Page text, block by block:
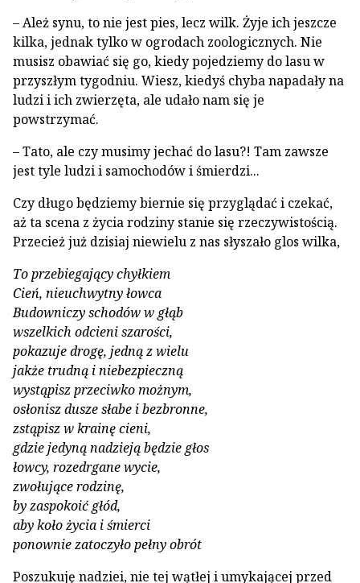
– Ależ synu, to nie jest pies, lecz wilk. Żyje ich jeszcze
kilka, jednak tylko w ogrodach zoologicznych. Nie
musisz obawiać się go, kiedy pojedziemy do lasu w
przyszłym tygodniu. Wiesz, kiedyś chyba napadały na
ludzi i ich zwierzęta, ale udało nam się je
powstrzymać.
– Tato, ale czy musimy jechać do lasu?! Tam zawsze
jest tyle ludzi i samochodów i śmierdzi...
Czy długo będziemy biernie się przyglą­dać i czekać,
aż ta scena z życia rodziny sta­nie się rzeczywistością.
Przecież już dzisiaj niewielu z nas słyszało glos wilka,
To przebiegający chyłkiem
Cień, nieuchwytny łowca
Budowniczy schodów w głąb
wszelkich odcieni szarości,
pokazuje drogę, jedną z wielu
jakże trudną i niebezpieczną
wystąpisz przeciwko możnym,
osłonisz dusze słabe i bezbronne,
zstąpisz w krainę cieni,
gdzie jedyną nadzieją będzie głos
łowcy, rozedrgane wycie,
zwołujące rodzinę,
by zaspokoić głód,
aby koło życia i śmierci
ponownie zatoczyło pełny obrót
Poszukuję nadziei, nie tej wątłej i umyka­jącej przed